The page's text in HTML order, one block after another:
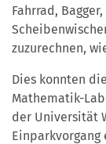
Fahrrad,
zuzurechnen,
Dies konnten
Mathematik-
der Universität
Einparkvorgang